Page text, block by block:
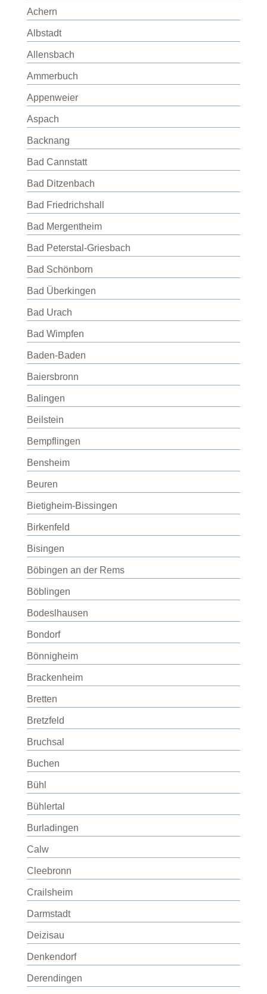
Achern
Albstadt
Allensbach
Ammerbuch
Appenweier
Aspach
Backnang
Bad Cannstatt
Bad Ditzenbach
Bad Friedrichshall
Bad Mergentheim
Bad Peterstal-Griesbach
Bad Schönborn
Bad Überkingen
Bad Urach
Bad Wimpfen
Baden-Baden
Baiersbronn
Balingen
Beilstein
Bempflingen
Bensheim
Beuren
Bietigheim-Bissingen
Birkenfeld
Bisingen
Böbingen an der Rems
Böblingen
Bodeslhausen
Bondorf
Bönnigheim
Brackenheim
Bretten
Bretzfeld
Bruchsal
Buchen
Bühl
Bühlertal
Burladingen
Calw
Cleebronn
Crailsheim
Darmstadt
Deizisau
Denkendorf
Derendingen